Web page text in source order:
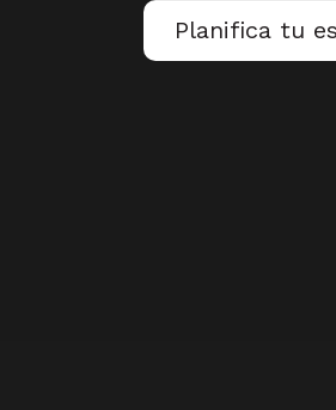
Planifica tu